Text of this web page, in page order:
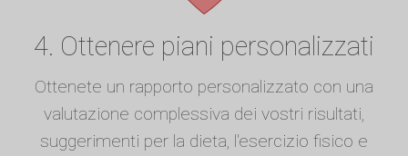
4. Ottenere piani personalizzati
Ottenete un rapporto personalizzato con una
valutazione complessiva dei vostri risultati,
suggerimenti per la dieta, l'esercizio fisico e